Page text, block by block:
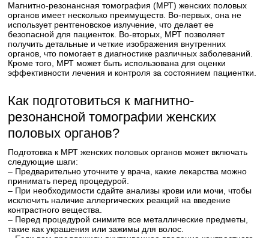
Магнитно-резонансная томография (МРТ) женских половых
органов имеет несколько преимуществ. Во-первых, она не
использует рентгеновское излучение, что делает ее
безопасной для пациенток. Во-вторых, МРТ позволяет
получить детальные и четкие изображения внутренних
органов, что помогает в диагностике различных заболеваний.
Кроме того, МРТ может быть использована для оценки
эффективности лечения и контроля за состоянием пациентки.
Как подготовиться к магнитно-
резонансной томографии женских
половых органов?
Подготовка к МРТ женских половых органов может включать
следующие шаги:
– Предварительно уточните у врача, какие лекарства можно
принимать перед процедурой.
– При необходимости сдайте анализы крови или мочи, чтобы
исключить наличие аллергических реакций на введение
контрастного вещества.
– Перед процедурой снимите все металлические предметы,
такие как украшения или зажимы для волос.